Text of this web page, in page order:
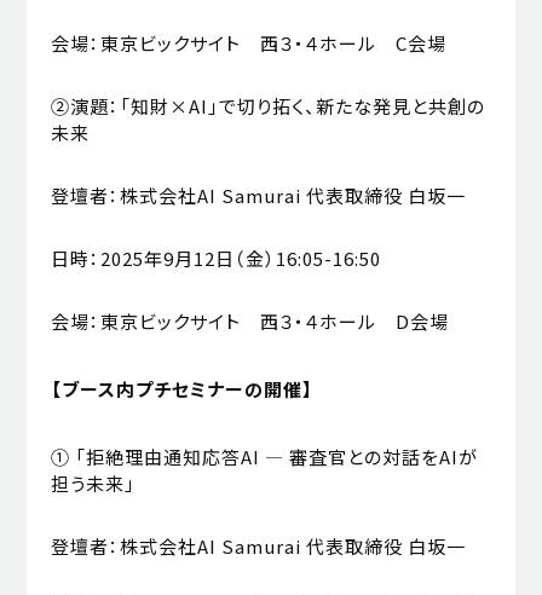
会場：東京ビックサイト 西３・４ホール C会場
②演題：「知財×AI」で切り拓く、新たな発見と共創の
未来
登壇者：株式会社AI Samurai 代表取締役 白坂一
日時：2025年9月12日（金）16:05-16:50
会場：東京ビックサイト 西３・４ホール D会場
【ブース内プチセミナーの開催】
① 「拒絶理由通知応答AI ― 審査官との対話をAIが
担う未来」
登壇者：株式会社AI Samurai 代表取締役 白坂一